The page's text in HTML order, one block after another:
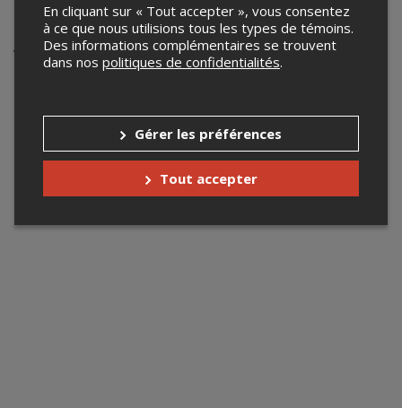
des Francouvertes
Votre recherche n'a retourné aucun
En cliquant sur « Tout accepter », vous consentez
à ce que nous utilisions tous les types de témoins.
Des informations complémentaires se trouvent
dans nos politiques de confidentialités.
Gérer les préférences
Tout accepter